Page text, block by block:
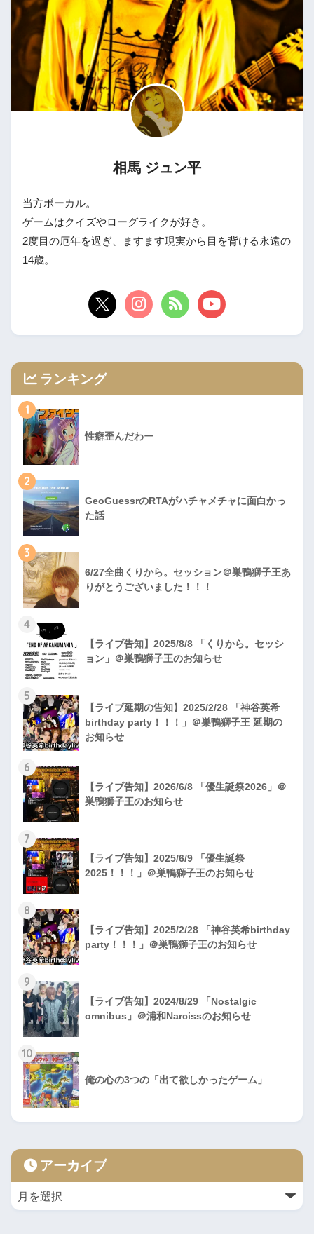
相馬 ジュン平
当方ボーカル。
ゲームはクイズやローグライクが好き。
2度目の厄年を過ぎ、ますます現実から目を背ける永遠の
14歳。
ランキング
1
性癖歪んだわー
2
GeoGuessrのRTAがハチャメチャに面白かっ
た話
3
6/27全曲くりから。セッション＠巣鴨獅子王あ
りがとうございました！！！
4
【ライブ告知】2025/8/8 「くりから。セッシ
ョン」＠巣鴨獅子王のお知らせ
5
【ライブ延期の告知】2025/2/28 「神谷英希
birthday party！！！」＠巣鴨獅子王 延期の
お知らせ
6
【ライブ告知】2026/6/8 「優生誕祭2026」＠
巣鴨獅子王のお知らせ
7
【ライブ告知】2025/6/9 「優生誕祭
2025！！！」＠巣鴨獅子王のお知らせ
8
【ライブ告知】2025/2/28 「神谷英希birthday
party！！！」＠巣鴨獅子王のお知らせ
9
【ライブ告知】2024/8/29 「Nostalgic
omnibus」＠浦和Narcissのお知らせ
10
俺の心の3つの「出て欲しかったゲーム」
アーカイブ